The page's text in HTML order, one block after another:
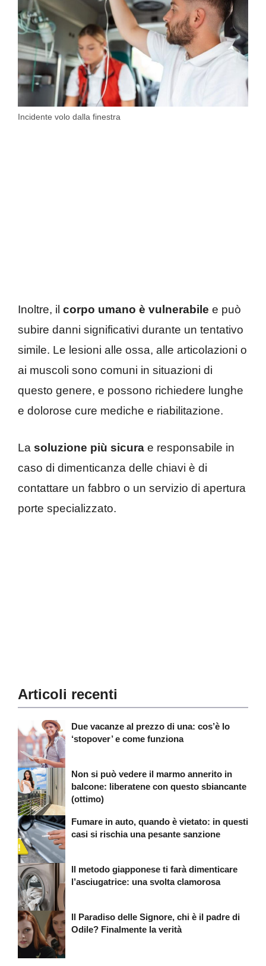
Incidente volo dalla finestra
Inoltre, il corpo umano è vulnerabile e può
subire danni significativi durante un tentativo
simile. Le lesioni alle ossa, alle articolazioni o
ai muscoli sono comuni in situazioni di
questo genere, e possono richiedere lunghe
e dolorose cure mediche e riabilitazione.
La soluzione più sicura e responsabile in
caso di dimenticanza delle chiavi è di
contattare un fabbro o un servizio di apertura
porte specializzato.
Articoli recenti
Due vacanze al prezzo di una: cos’è lo
‘stopover’ e come funziona
Non si può vedere il marmo annerito in
balcone: liberatene con questo sbiancante
(ottimo)
Fumare in auto, quando è vietato: in questi
casi si rischia una pesante sanzione
Il metodo giapponese ti farà dimenticare
l’asciugatrice: una svolta clamorosa
Il Paradiso delle Signore, chi è il padre di
Odile? Finalmente la verità